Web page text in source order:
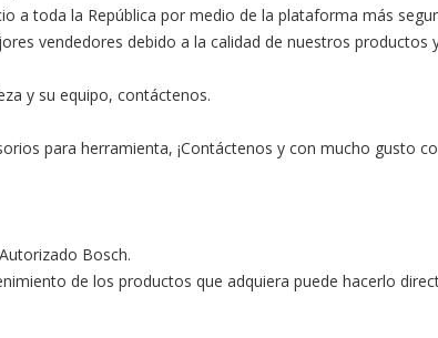
a toda la República por medio de la plataforma más
vendedores debido a la calidad de nuestros productos
y su equipo, contáctenos.
para herramienta, ¡Contáctenos y con mucho gusto
Bosch.
de los productos que adquiera puede hacerlo